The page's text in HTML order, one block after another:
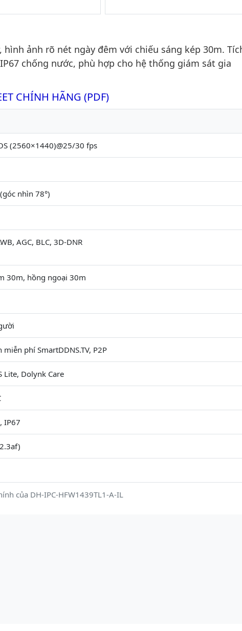
hình ảnh rõ nét ngày đêm với chiếu sáng kép 30m.
chống nước, phù hợp cho hệ thống giám sát gia
CHÍNH HÃNG (PDF)
của DH-IPC-HFW1439TL1-A-IL
(2560×1440)@25/30 fps
nhìn 78°)
AGC, BLC, 3D-DNR
30m, hồng ngoại 30m
miễn phí SmartDDNS.TV, P2P
Lite, Dolynk Care
IP67